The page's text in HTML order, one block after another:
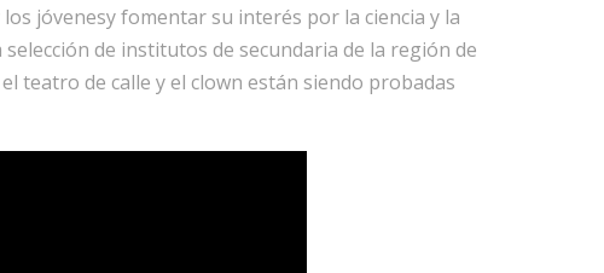
jóvenesy fomentar su interés por la ciencia y la
de institutos de secundaria de la región de
teatro de calle y el clown están siendo probadas